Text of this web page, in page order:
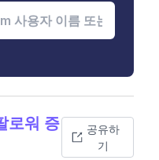
로워 증
공유하
기